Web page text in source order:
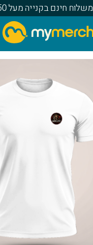
משלוח חינם בקנייה מעל 250 ש״ח